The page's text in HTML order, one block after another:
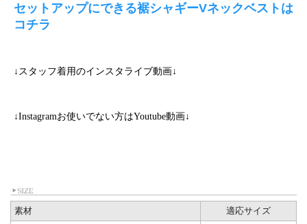
セットアップにできる裾シャギーVネックベストは
コチラ
↓スタッフ着用のインスタライブ動画↓
↓Instagramお使いでない方はYoutube動画↓
素材
適応サイズ